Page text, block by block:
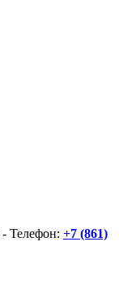
- Телефон: +7 (861)